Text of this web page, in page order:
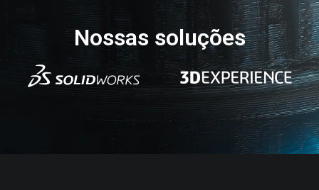
Nossas soluções